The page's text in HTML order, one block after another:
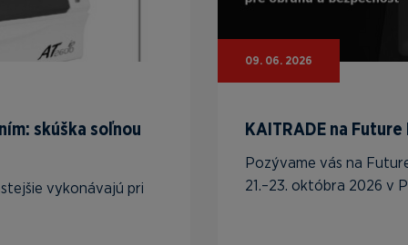
skúška soľnou
vykonávajú pri
09. 06. 2026
KAITRADE na
Pozývame vás na
21.–23. októbra 2026 v